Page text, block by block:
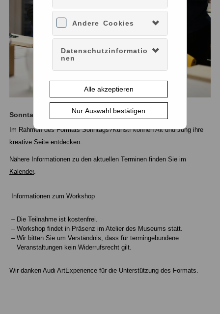
Andere Cookies
Datenschutzinformatio
nen
Alle akzeptieren
Nur Auswahl bestätigen
Sonntags?Kunst!
Im Rahmen des Formats Sonntags?Kunst! können Alt und Jung ihre
kreative Seite entdecken.
Nähere Informationen zu den aktuellen Terminen finden Sie im
Kalender.
Informationen zum Workshop
Die Teilnahme ist kostenfrei.
Workshop findet in Präsenz im Atelier des Museums statt.
Wir bitten Sie um Verständnis, dass für termingebundene
Veranstaltungen kein Widerrufsrecht gilt.
Wir danken Audi ArtExperience für die Unterstützung des Formats.